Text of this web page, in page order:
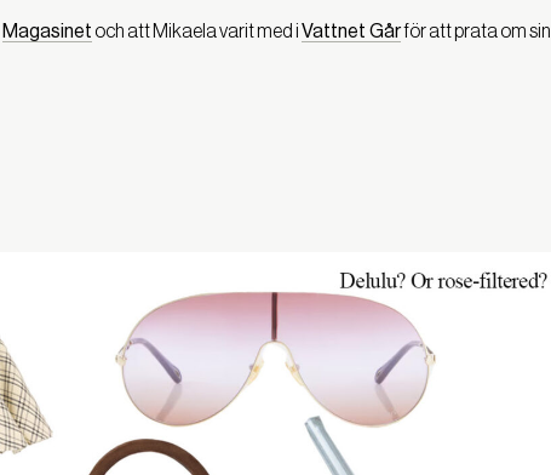
Magasinet och att Mikaela varit med iVattnet Gårför att prata om sin